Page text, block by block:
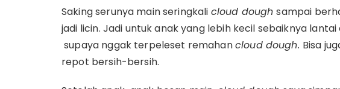
Saking serunya main seringkali cloud doughsampai
jadi licin. Jadi untuk anak yang lebih kecil sebaiknya
supaya nggak terpeleset remahancloud dough. Bisa
repot bersih-bersih.